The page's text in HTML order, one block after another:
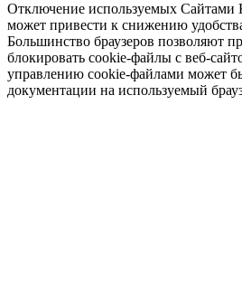
Отключение используемых Сайтами
может привести к снижению
Большинство браузеров позволяют
блокировать cookie-файлы c веб-
управлению cookie-файлами может
документации на используемый